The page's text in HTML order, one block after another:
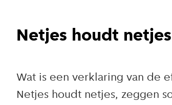
Netjes houdt
Wat is een verklaring van de
Netjes houdt netjes, zeggen